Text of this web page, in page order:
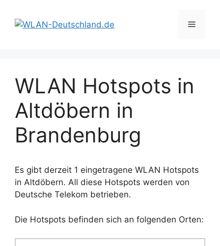
Inhalt
springen
Menü
WLAN Hotspots in
Altdöbern in
Brandenburg
Es gibt derzeit 1 eingetragene WLAN Hotspots
in Altdöbern. All diese Hotspots werden von
Deutsche Telekom betrieben.
Die Hotspots befinden sich an folgenden Orten: